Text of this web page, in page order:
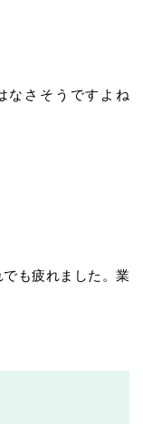
なさそうですよね
も疲れました。業